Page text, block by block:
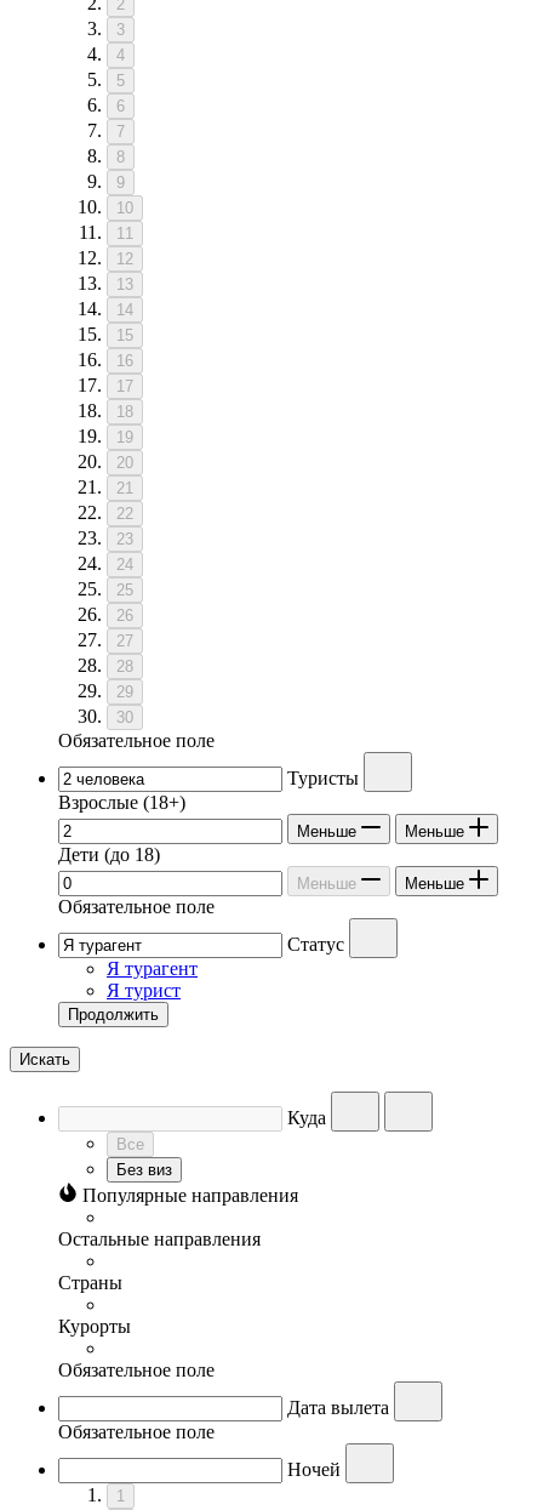
2
3
4
5
6
7
8
9
10
11
12
13
14
15
16
17
18
19
20
21
22
23
24
25
26
27
28
29
30
Обязательное поле
Туристы
Взрослые (18+)
Меньше Меньше
Дети (до 18)
Меньше Меньше
Обязательное поле
Статус
Я турагент
Я турист
Продолжить
Искать
Куда
Все
Без виз
Популярные направления
Остальные направления
Страны
Курорты
Обязательное поле
Дата вылета
Обязательное поле
Ночей
1